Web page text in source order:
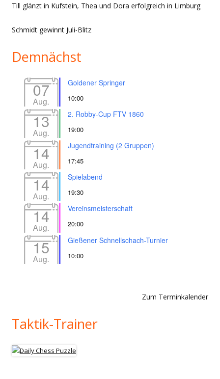
Till glänzt in Kufstein, Thea und Dora erfolgreich in Limburg
Schmidt gewinnt Juli-Blitz
Demnächst
07
Aug.
Goldener Springer
10:00
13
Aug.
2. Robby-Cup FTV 1860
19:00
14
Aug.
Jugendtraining (2 Gruppen)
17:45
14
Aug.
Spielabend
19:30
14
Aug.
Vereinsmeisterschaft
20:00
15
Aug.
Gießener Schnellschach-Turnier
10:00
Zum Terminkalender
Taktik-Trainer